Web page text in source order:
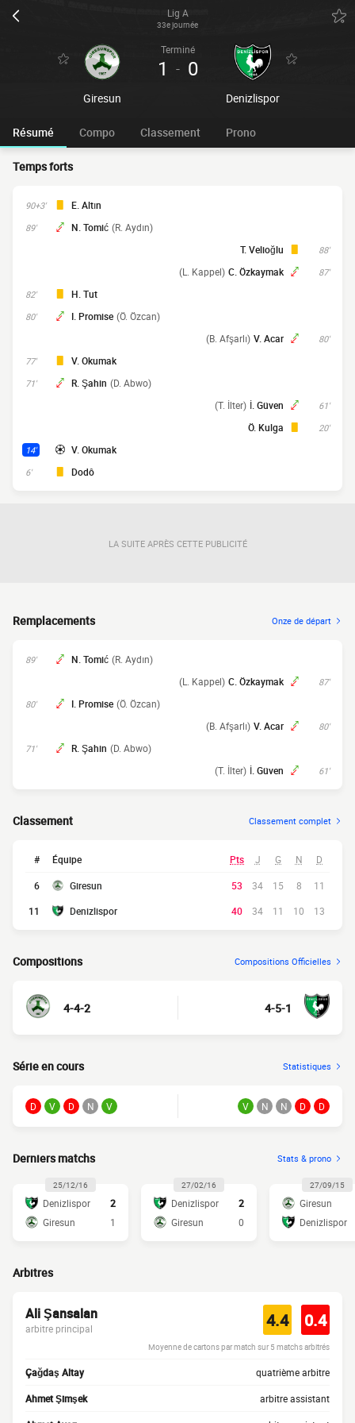
Lig A
33e journée
Giresun
Terminé
1 - 0
Denizlispor
Résumé Compo Classement Prono
Temps forts
90+3' E. Altın
89' N. Tomić (R. Aydın)
88'
T. Velioğlu
87'
C. Özkaymak
(L. Kappel)
82' H. Tut
80' I. Promise (Ö. Özcan)
80'
V. Acar
(B. Afşarlı)
77' V. Okumak
71' R. Şahin (D. Abwo)
61'
İ. Güven
(T. İlter)
20'
Ö. Kulga
14' V. Okumak
6' Dodô
LA SUITE APRÈS CETTE PUBLICITÉ
Remplacements Onze de départ
89' N. Tomić (R. Aydın)
87'
C. Özkaymak
(L. Kappel)
80' I. Promise (Ö. Özcan)
80'
V. Acar
(B. Afşarlı)
71' R. Şahin (D. Abwo)
61'
İ. Güven
(T. İlter)
Classement Classement complet
# Équipe Pts J G N D
6 Giresun 53 34 15 8
11
11
Denizlispor 40 34 11 10 13
Compositions Compositions Officielles
4-4-2 4-5-1
Série en cours Statistiques
D V D N V V N N D D
Derniers matchs Stats & prono
25/12/16
Denizlispor
2
Giresun
1
27/02/16
Denizlispor
2
Giresun
0
27/09/15
Giresun
Denizlispor
Arbitres
Ali Şansalan
arbitre principal 4.4 0.4
Moyenne de cartons par match sur 5 matchs arbitrés
Çağdaş Altay quatrième arbitre
Ahmet Şimşek arbitre assistant